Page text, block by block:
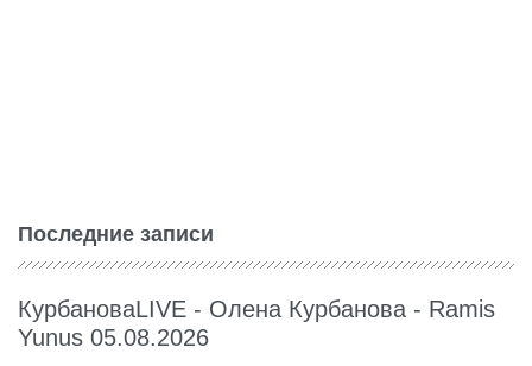
Последние записи
КурбановаLIVE - Олена Курбанова - Ramis
Yunus 05.08.2026